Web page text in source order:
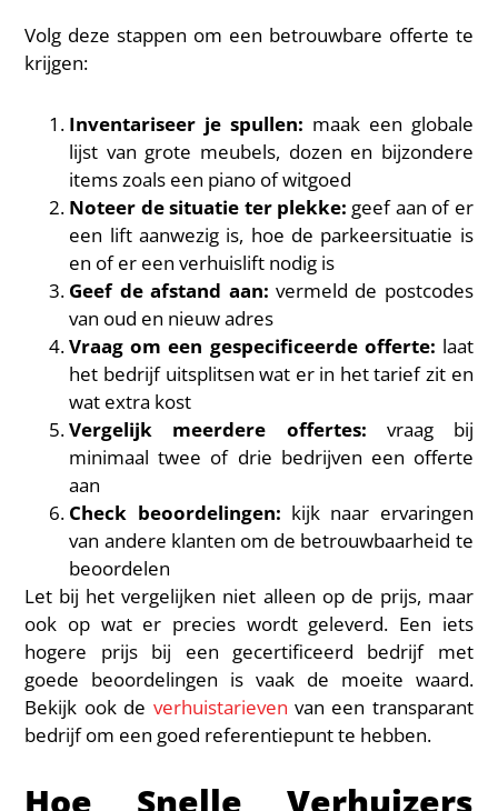
Volg deze stappen om een betrouwbare offerte te
krijgen:
Inventariseer je spullen: maak een globale
lijst van grote meubels, dozen en bijzondere
items zoals een piano of witgoed
Noteer de situatie ter plekke: geef aan of er
een lift aanwezig is, hoe de parkeersituatie is
en of er een verhuislift nodig is
Geef de afstand aan: vermeld de postcodes
van oud en nieuw adres
Vraag om een gespecificeerde offerte: laat
het bedrijf uitsplitsen wat er in het tarief zit en
wat extra kost
Vergelijk meerdere offertes: vraag bij
minimaal twee of drie bedrijven een offerte
aan
Check beoordelingen: kijk naar ervaringen
van andere klanten om de betrouwbaarheid te
beoordelen
Let bij het vergelijken niet alleen op de prijs, maar
ook op wat er precies wordt geleverd. Een iets
hogere prijs bij een gecertificeerd bedrijf met
goede beoordelingen is vaak de moeite waard.
Bekijk ook de verhuistarieven van een transparant
bedrijf om een goed referentiepunt te hebben.
Hoe Snelle Verhuizers